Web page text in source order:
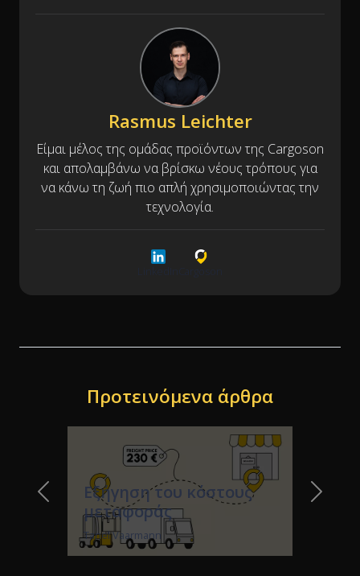
Rasmus Leichter
Είμαι μέλος της ομάδας προϊόντων της Cargoson
και απολαμβάνω να βρίσκω νέους τρόπους για
να κάνω τη ζωή πιο απλή χρησιμοποιώντας την
τεχνολογία.
Προτεινόμενα άρθρα
Εξήγηση του κόστους
μεταφοράς
Tanel Vaarmann
Previous Slide Next